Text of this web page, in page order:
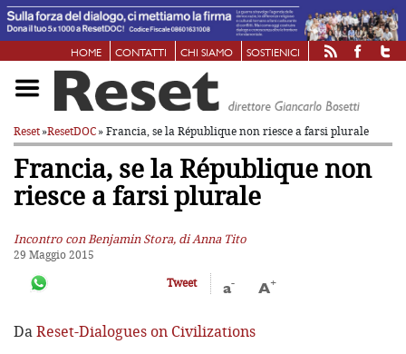
HOME CONTATTI CHI SIAMO SOSTIENICI
Reset»ResetDOC» Francia, se la Républiquenon riesce a farsi plurale
Francia, se la Républiquenon
riesce a farsi plurale
Incontro con Benjamin Stora, di Anna Tito
29 Maggio 2015
Tweet
a- A+
DaReset-Dialogues on Civilizations